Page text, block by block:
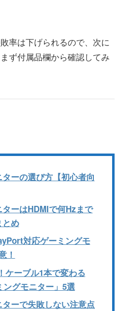
率は下げられるので、次に
ず付属品欄から確認してみ
ーの選び方【初心者向
ーはHDMIで何Hzまで
とめ
対応ゲーミングモ
！
ケーブル1本で変わる
ングモニター」5選
ーで失敗しない注意点